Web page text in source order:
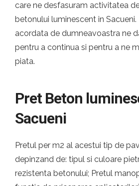
care ne desfasuram activitatea
betonului luminescent in Sacueni.
acordata de dumneavoastra ne
pentru a continua si pentru a ne
piata.
Pret Beton
Sacueni
Pretul per m2 al acestui tip de
depinzand de: tipul si culoare
rezistenta betonului; Pretul